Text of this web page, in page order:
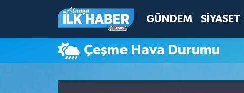
GÜNDEM SİYASET
Çeşme Hava Durumu
Antalya Nöbetçi Eczaneler
Antalya Hava Durumu